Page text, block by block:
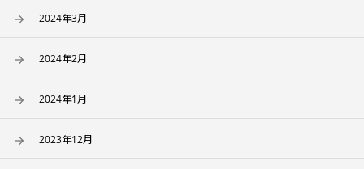
2024年3月
2024年2月
2024年1月
2023年12月